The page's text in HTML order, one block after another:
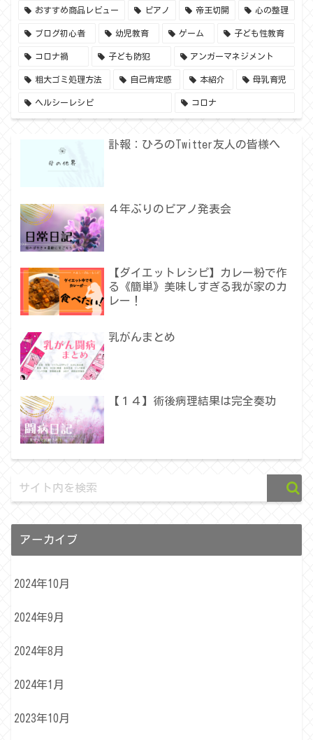
おすすめ商品レビュー ピアノ 帝王切開 心の整理
ブログ初心者 幼児教育 ゲーム 子ども性教育
コロナ禍 子ども防犯 アンガーマネジメント
粗大ゴミ処理方法 自己肯定感 本紹介 母乳育児
ヘルシーレシピ コロナ
訃報：ひろのTwitter友人の皆様へ
４年ぶりのピアノ発表会
【ダイエットレシピ】カレー粉で作
る《簡単》美味しすぎる我が家のカ
レー！
乳がんまとめ
【１４】術後病理結果は完全奏功
アーカイブ
2024年10月
2024年9月
2024年8月
2024年1月
2023年10月